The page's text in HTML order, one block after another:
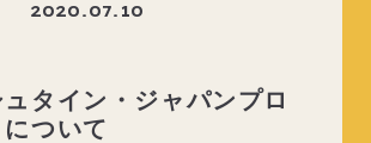
2020.07.10
タイン・ジャパンプロ
ついて